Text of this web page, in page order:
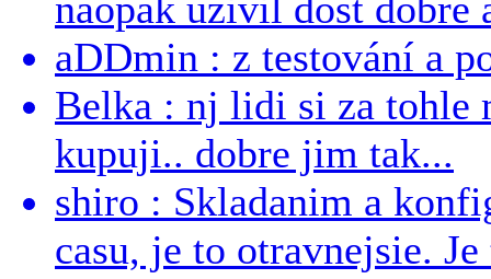
aDDmin : z testování a
Belka : nj lidi si za tohle
kupuji.. dobre jim tak...
shiro : Skladanim a
casu, je to otravnejsie.